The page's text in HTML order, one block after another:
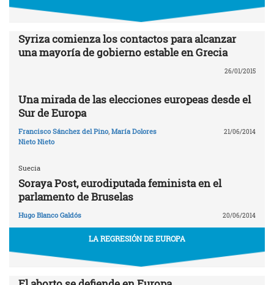
Syriza comienza los contactos para alcanzar
una mayoría de gobierno estable en Grecia
26/01/2015
Una mirada de las elecciones europeas desde el
Sur de Europa
Francisco Sánchez del Pino, María Dolores
Nieto Nieto
21/06/2014
Suecia
Soraya Post, eurodiputada feminista en el
parlamento de Bruselas
Hugo Blanco Galdós 20/06/2014
LA REGRESIÓN DE EUROPA